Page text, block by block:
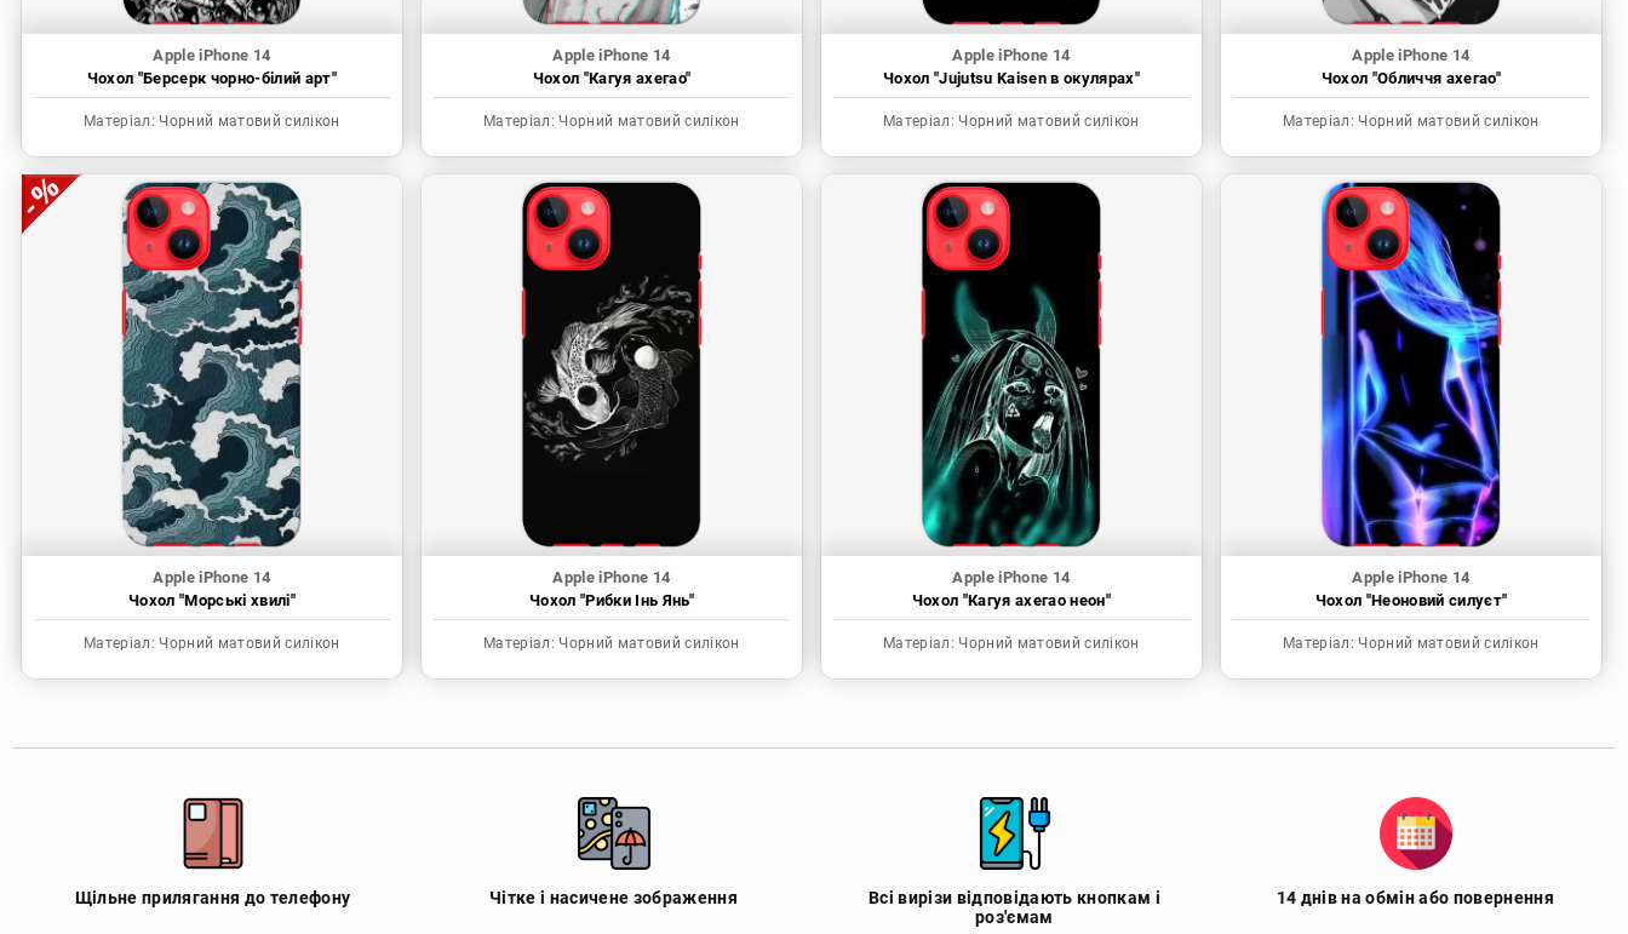
Apple iPhone 14
Чохол "Берсерк чорно-білий арт"
Матеріал: Чорний матовий силікон
Apple iPhone 14
Чохол "Кагуя ахегао"
Матеріал: Чорний матовий силікон
Apple iPhone 14
Чохол "Jujutsu Kaisen в окулярах"
Матеріал: Чорний матовий силікон
Apple iPhone 14
Чохол "Обличчя ахегао"
Матеріал: Чорний матовий силікон
Apple iPhone 14
Чохол "Морські хвилі"
Матеріал: Чорний матовий силікон
Apple iPhone 14
Чохол "Рибки Інь Янь"
Матеріал: Чорний матовий силікон
Apple iPhone 14
Чохол "Кагуя ахегао неон"
Матеріал: Чорний матовий силікон
Apple iPhone 14
Чохол "Неоновий силуєт"
Матеріал: Чорний матовий силікон
Щільне прилягання до телефону Чітке і насичене зображення
Всі вирізи відповідають кнопкам і
роз'ємам
14 днів на обмін або повернення